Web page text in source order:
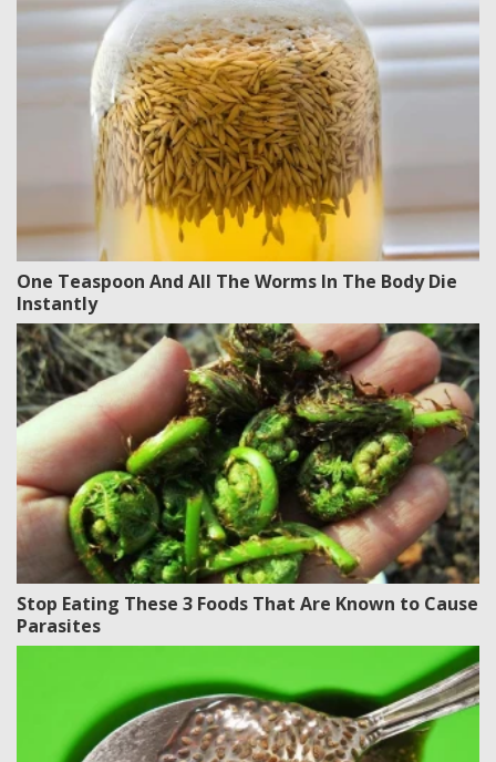
One Teaspoon And All The Worms In The Body Die
Instantly
Stop Eating These 3 Foods That Are Known to Cause
Parasites